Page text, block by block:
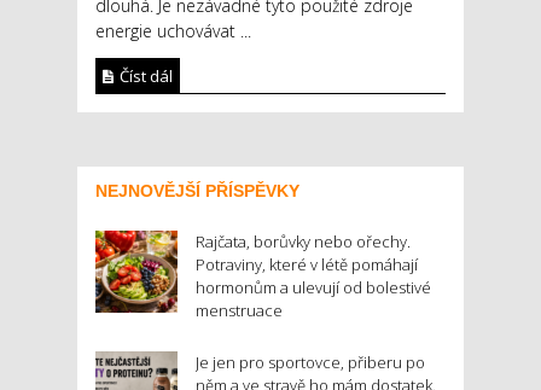
dlouhá. Je nezávadné tyto použité zdroje
energie uchovávat ...
Číst dál
NEJNOVĚJŠÍ PŘÍSPĚVKY
Rajčata, borůvky nebo ořechy.
Potraviny, které v létě pomáhají
hormonům a ulevují od bolestivé
menstruace
Je jen pro sportovce, přiberu po
něm a ve stravě ho mám dostatek.